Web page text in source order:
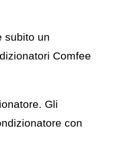
subito un
Comfee
Gli
con